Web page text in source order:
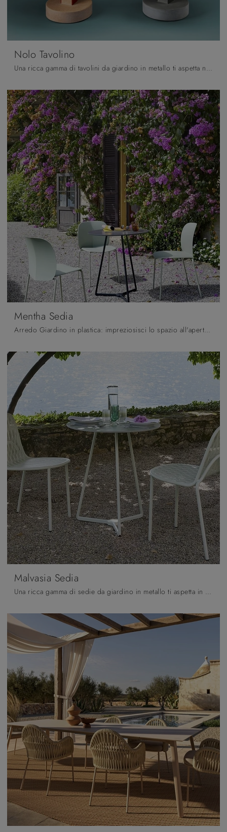
Nolo Tavolino
Una ricca gamma di tavolini da giardino in metallo ti aspetta nel nostro showroom: clicca e scopri il modello Nolo Tavolino di Scab Design.
Mentha Sedia
Arredo Giardino in plastica: impreziosisci lo spazio all'aperto con tante opzioni di sedie da giardino della marca Scab Design.
Malvasia Sedia
Una ricca gamma di sedie da giardino in metallo ti aspetta in negozio: clicca e scopri il modello Malvasia Sedia di Scab Design.